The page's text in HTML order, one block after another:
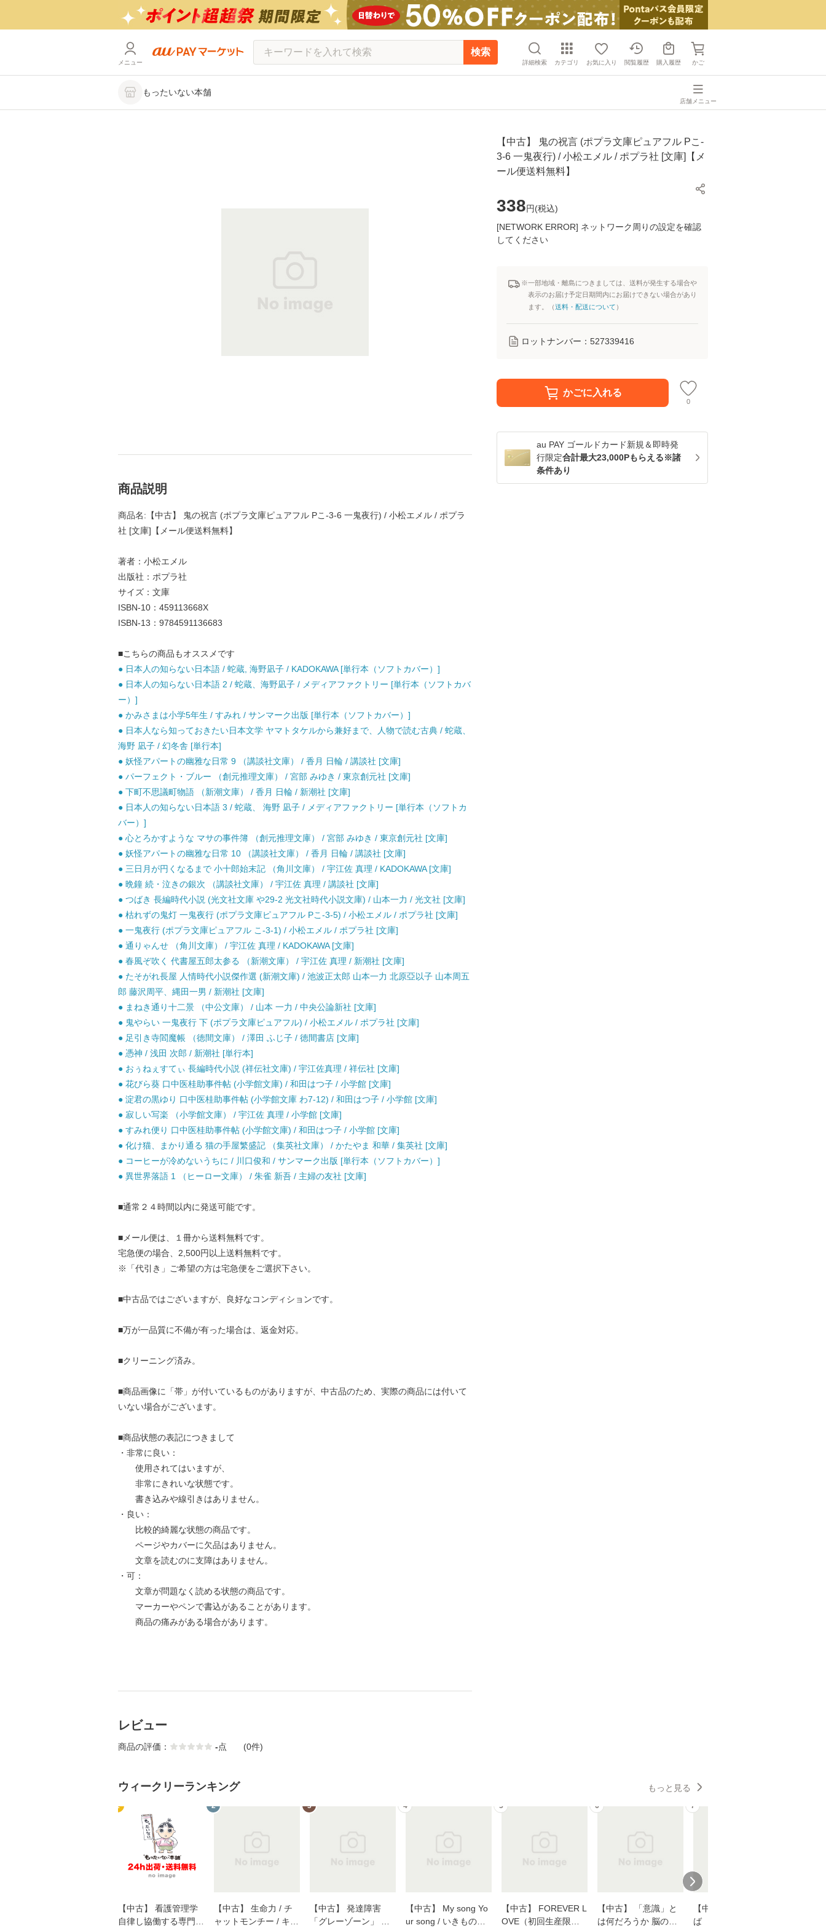
メニュー
検索
詳細検索 カテゴリ お気に入り 閲覧履歴 購入履歴 かご
もったいない本舗
店舗メニュー
【中古】 鬼の祝言 (ポプラ文庫ピュアフル Pこ-
3-6 一鬼夜行) / 小松エメル / ポプラ社 [文庫]【メ
ール便送料無料】
338円(税込)
[NETWORK ERROR] ネットワーク周りの設定を確認
してください
※一部地域・離島につきましては、送料が発生する場合や
表示のお届け予定日期間内にお届けできない場合があり
ます。（送料・配送について ）
ロットナンバー： 527339416
かごに入れる
0
au PAY ゴールドカード新規＆即時発
行限定合計最大23,000Pもらえる※諸
条件あり
商品説明
商品名:【中古】 鬼の祝言 (ポプラ文庫ピュアフル Pこ-3-6 一鬼夜行) / 小松エメル / ポプラ
社 [文庫]【メール便送料無料】
著者：小松エメル
出版社：ポプラ社
サイズ：文庫
ISBN-10：459113668X
ISBN-13：9784591136683
■こちらの商品もオススメです
● 日本人の知らない日本語 / 蛇蔵, 海野凪子 / KADOKAWA [単行本（ソフトカバー）]
● 日本人の知らない日本語 2 / 蛇蔵、海野凪子 / メディアファクトリー [単行本（ソフトカバ
ー）]
● かみさまは小学5年生 / すみれ / サンマーク出版 [単行本（ソフトカバー）]
● 日本人なら知っておきたい日本文学 ヤマトタケルから兼好まで、人物で読む古典 / 蛇蔵、
海野 凪子 / 幻冬舎 [単行本]
● 妖怪アパートの幽雅な日常 9 （講談社文庫） / 香月 日輪 / 講談社 [文庫]
● パーフェクト・ブルー （創元推理文庫） / 宮部 みゆき / 東京創元社 [文庫]
● 下町不思議町物語 （新潮文庫） / 香月 日輪 / 新潮社 [文庫]
● 日本人の知らない日本語 3 / 蛇蔵、 海野 凪子 / メディアファクトリー [単行本（ソフトカ
バー）]
● 心とろかすような マサの事件簿 （創元推理文庫） / 宮部 みゆき / 東京創元社 [文庫]
● 妖怪アパートの幽雅な日常 10 （講談社文庫） / 香月 日輪 / 講談社 [文庫]
● 三日月が円くなるまで 小十郎始末記 （角川文庫） / 宇江佐 真理 / KADOKAWA [文庫]
● 晩鐘 続・泣きの銀次 （講談社文庫） / 宇江佐 真理 / 講談社 [文庫]
● つばき 長編時代小説 (光文社文庫 や29-2 光文社時代小説文庫) / 山本一力 / 光文社 [文庫]
● 枯れずの鬼灯 一鬼夜行 (ポプラ文庫ピュアフル Pこ-3-5) / 小松エメル / ポプラ社 [文庫]
● 一鬼夜行 (ポプラ文庫ピュアフル こ-3-1) / 小松エメル / ポプラ社 [文庫]
● 通りゃんせ （角川文庫） / 宇江佐 真理 / KADOKAWA [文庫]
● 春風ぞ吹く 代書屋五郎太参る （新潮文庫） / 宇江佐 真理 / 新潮社 [文庫]
● たそがれ長屋 人情時代小説傑作選 (新潮文庫) / 池波正太郎 山本一力 北原亞以子 山本周五
郎 藤沢周平、縄田一男 / 新潮社 [文庫]
● まねき通り十二景 （中公文庫） / 山本 一力 / 中央公論新社 [文庫]
● 鬼やらい 一鬼夜行 下 (ポプラ文庫ピュアフル) / 小松エメル / ポプラ社 [文庫]
● 足引き寺閻魔帳 （徳間文庫） / 澤田 ふじ子 / 徳間書店 [文庫]
● 憑神 / 浅田 次郎 / 新潮社 [単行本]
● おぅねぇすてぃ 長編時代小説 (祥伝社文庫) / 宇江佐真理 / 祥伝社 [文庫]
● 花びら葵 口中医桂助事件帖 (小学館文庫) / 和田はつ子 / 小学館 [文庫]
● 淀君の黒ゆり 口中医桂助事件帖 (小学館文庫 わ7-12) / 和田はつ子 / 小学館 [文庫]
● 寂しい写楽 （小学館文庫） / 宇江佐 真理 / 小学館 [文庫]
● すみれ便り 口中医桂助事件帖 (小学館文庫) / 和田はつ子 / 小学館 [文庫]
● 化け猫、まかり通る 猫の手屋繁盛記 （集英社文庫） / かたやま 和華 / 集英社 [文庫]
● コーヒーが冷めないうちに / 川口俊和 / サンマーク出版 [単行本（ソフトカバー）]
● 異世界落語 1 （ヒーロー文庫） / 朱雀 新吾 / 主婦の友社 [文庫]
■通常２４時間以内に発送可能です。
■メール便は、１冊から送料無料です。
宅急便の場合、2,500円以上送料無料です。
※「代引き」ご希望の方は宅急便をご選択下さい。
■中古品ではございますが、良好なコンディションです。
■万が一品質に不備が有った場合は、返金対応。
■クリーニング済み。
■商品画像に「帯」が付いているものがありますが、中古品のため、実際の商品には付いて
いない場合がございます。
■商品状態の表記につきまして
・非常に良い：
使用されてはいますが、
非常にきれいな状態です。
書き込みや線引きはありません。
・良い：
比較的綺麗な状態の商品です。
ページやカバーに欠品はありません。
文章を読むのに支障はありません。
・可：
文章が問題なく読める状態の商品です。
マーカーやペンで書込があることがあります。
商品の痛みがある場合があります。
レビュー
商品の評価： -点 (0件)
ウィークリーランキング もっと見る
1
【中古】 看護管理学
自律し協働する専門職
2
【中古】 生命力 / チ
ャットモンチー / キュ
3
【中古】 発達障害
「グレーゾーン」 そ
4
【中古】 My song Yo
ur song / いきものが
5
【中古】 FOREVER L
OVE（初回生産限定
6
【中古】 「意識」と
は何だろうか 脳の来
7
【中古】 耳をすませ
ば 〈2枚組〉 [DVD] /